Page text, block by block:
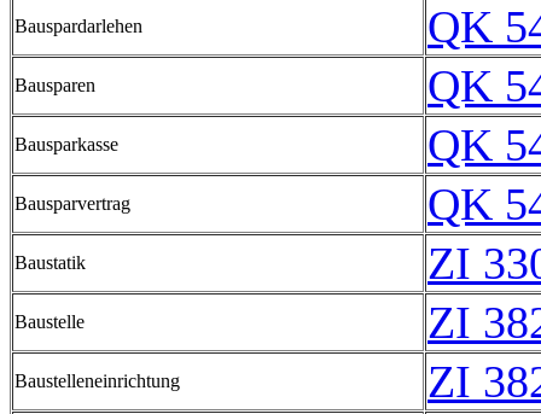
Bauspardarlehen QK
Bausparen QK
Bausparkasse QK
Bausparvertrag QK
Baustatik ZI
Baustelle ZI
Baustelleneinrichtung ZI